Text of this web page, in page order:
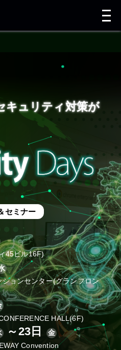
キュリティ対策が
セミナー
45ビル16F)
ョンセンター(グランフロン
HALL(6F)
～23日 金
Convention